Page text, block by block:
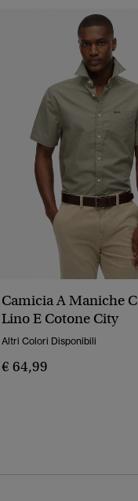
Camicia A Maniche
Lino E Cotone City
Altri Colori Disponibili
€ 64,99